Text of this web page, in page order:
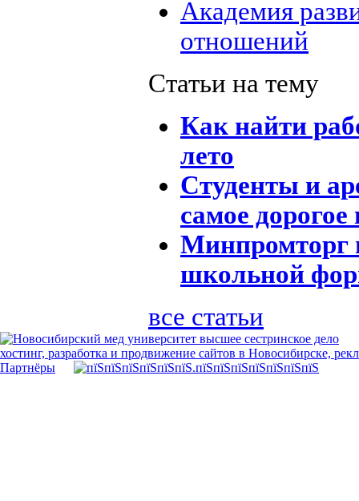
Академия
отношений
Статьи на тему
Как найти
лето
Студенты и
самое
Минпромторг
школьной
все статьи
хостинг, разработка и продвижение сайтов в Новосибирске,
Партнёры